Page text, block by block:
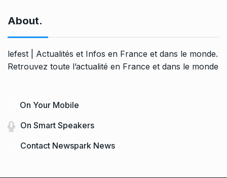
About.
lefest | Actualités et Infos en France et dans le monde.
Retrouvez toute l’actualité en France et dans le monde
On Your Mobile
On Smart Speakers
Contact Newspark News